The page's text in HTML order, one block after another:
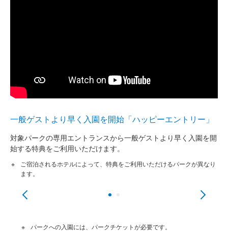
一般ゲストより早く入園を開始「ハッピーエントリー」
対象パークの専用エントランスから一般ゲストより早く入園を開
始する特典をご利用いただけます。
ご宿泊されるホテルによって、特典をご利用いただけるパークが異なり
ます。
パークへの入園には、パークチケットが必要です。